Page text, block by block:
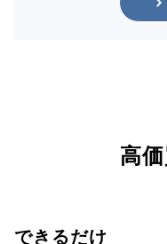
高
できるだけ